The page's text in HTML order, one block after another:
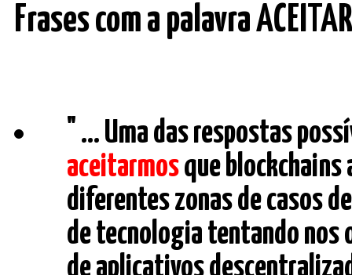
Frases com a palavra
" ... Uma das respostas
aceitarmosque
diferentes zonas de casos
de tecnologia tentando nos